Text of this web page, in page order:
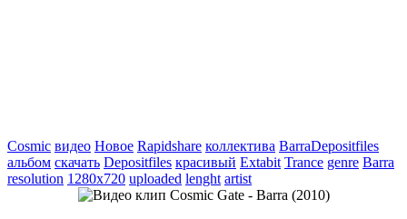
Cosmic видео Новое Rapidshare коллектива BarraDepositfiles
альбом скачать Depositfiles красивый Extabit Trance genre Barra
resolution 1280x720 uploaded lenght artist